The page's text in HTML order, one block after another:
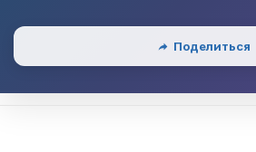
Поделиться